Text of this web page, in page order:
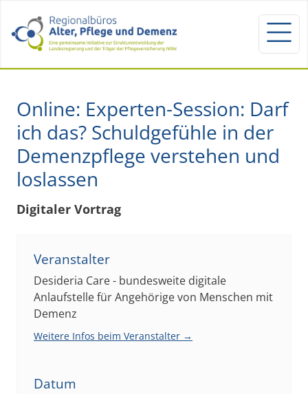
Online: Experten-Session: Darf
ich das? Schuldgefühle in der
Demenzpflege verstehen und
loslassen
Digitaler Vortrag
Veranstalter
Desideria Care - bundesweite digitale
Anlaufstelle für Angehörige von Menschen mit
Demenz
Weitere Infos beim Veranstalter →
Datum